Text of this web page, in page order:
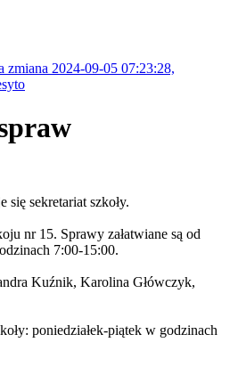
zmiana 2024-09-05 07:23:28,
się sekretariat szkoły.
nr 15. Sprawy załatwiane są od
7:00-15:00.
Kuźnik, Karolina Główczyk,
poniedziałek-piątek w godzinach